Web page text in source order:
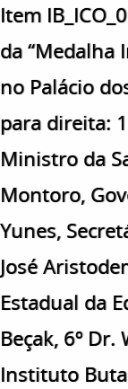
Item
da “Medalha
no Palácio
para direita:
Ministro da
Montoro,
Yunes,
José
Estadual da
Beçak, 6º
Instituto